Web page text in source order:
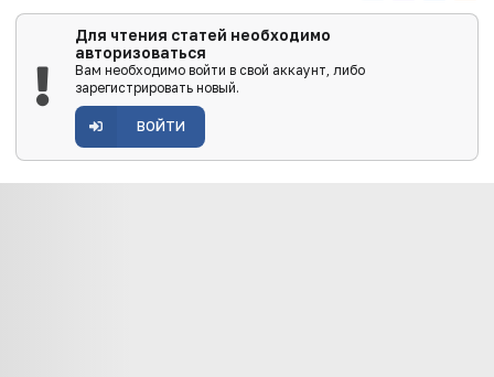
Для чтения статей необходимо
авторизоваться
Вам необходимо войти в свой аккаунт, либо
зарегистрировать новый.
ВОЙТИ